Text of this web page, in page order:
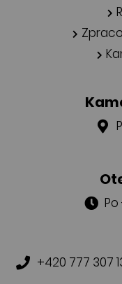
+420 777 307